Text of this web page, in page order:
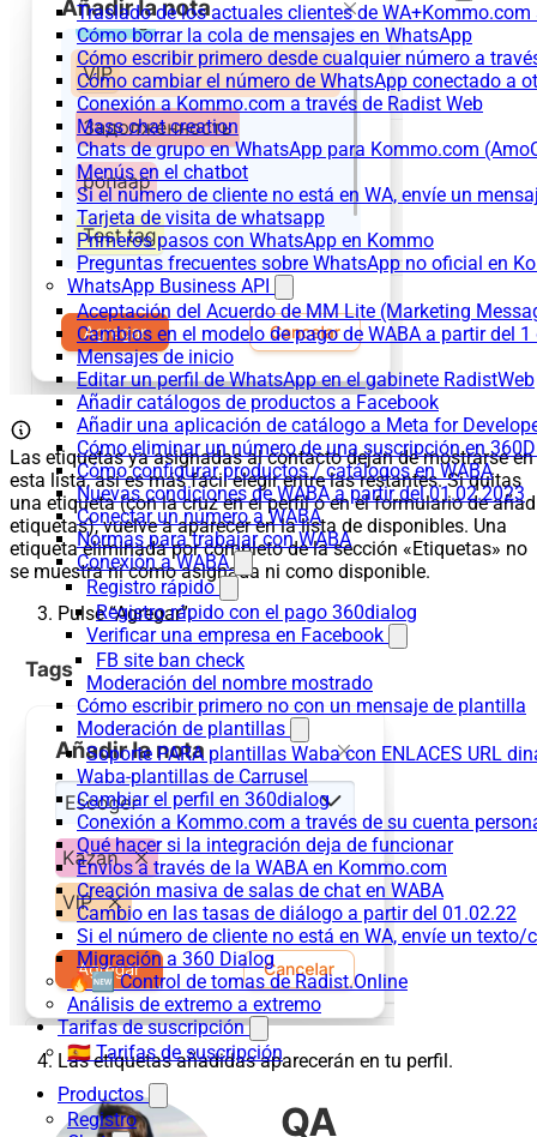
Traslado de los actuales clientes de
Cómo borrar la cola de mensajes en WhatsApp
Cómo escribir primero desde cualquier número a
Cómo cambiar el número de WhatsApp conectado a
Conexión a Kommo.com a través de Radist Web
Mass chat creation
Chats de grupo en WhatsApp para Kommo.com
Menús en el chatbot
Si el número de cliente no está en WA, envíe un
Tarjeta de visita de whatsapp
Primeros pasos con WhatsApp en Kommo
Preguntas frecuentes sobre WhatsApp no oficial en
WhatsApp Business API
Aceptación del Acuerdo de MM Lite (Marketing
Cambios en el modelo de pago de WABA a partir del
Mensajes de inicio
Editar un perfil de WhatsApp en el gabinete RadistWeb
Añadir catálogos de productos a Facebook
Añadir una aplicación de catálogo a Meta for
Cómo eliminar un número de una suscripción en
Cómo configurar productos / catálogos en WABA
Nuevas condiciones de WABA a partir del 01.02.2023
Conectar un número a WABA
Normas para trabajar con WABA
Conexión a WABA
Registro rápido
Registro rápido con el pago 360dialog
Verificar una empresa en Facebook
FB site ban check
Moderación del nombre mostrado
Cómo escribir primero no con un mensaje de plantilla
Moderación de plantillas
Soporte PARA plantillas Waba con ENLACES URL
Waba-plantillas de Carrusel
Cambiar el perfil en 360dialog
Conexión a Kommo.com a través de su cuenta
Qué hacer si la integración deja de funcionar
Envíos a través de la WABA en Kommo.com
Creación masiva de salas de chat en WABA
Cambio en las tasas de diálogo a partir del 01.02.22
Si el número de cliente no está en WA, envíe un
Migración a 360 Dialog
🔥🆕 Control de tomas de Radist.Online
Análisis de extremo a extremo
Tarifas de suscripción
🇪🇸 Tarifas de suscripción
Productos
Registro
Las etiquetas ya asignadas al contacto dejan de mostrarse en
esta lista, así es más fácil elegir entre las restantes. Si quitas
una etiqueta (con la cruz en el perfil o en el formulario de
etiquetas), vuelve a aparecer en la lista de disponibles. Una
etiqueta eliminada por completo de la sección «Etiquetas» no
se muestra ni como asignada ni como disponible.
Pulse “Agregar”.
Las etiquetas añadidas aparecerán en tu perfil.